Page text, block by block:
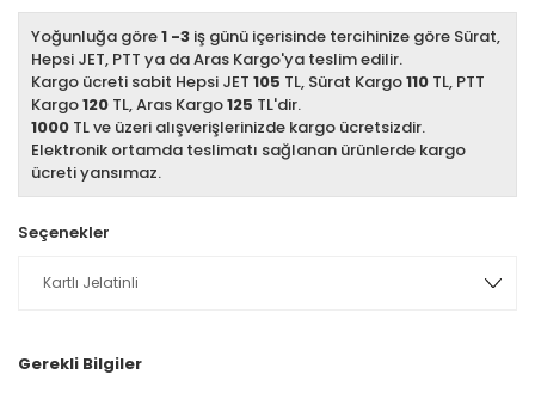
Yoğunluğa göre1 -3 iş günü içerisinde tercihinize göre Sürat,
Hepsi JET, PTT ya da Aras Kargo'ya teslim edilir.
Kargo ücreti sabit Hepsi JET 105 TL, Sürat Kargo110 TL, PTT
Kargo120 TL, Aras Kargo125 TL'dir.
1000 TL ve üzeri alışverişlerinizde kargo ücretsizdir.
Elektronik ortamda teslimatı sağlanan ürünlerde kargo
ücreti yansımaz.
Seçenekler
Gerekli Bilgiler